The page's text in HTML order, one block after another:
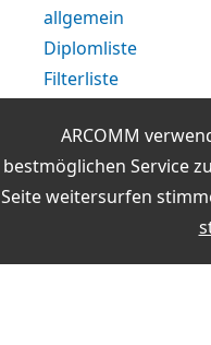
ARCOMM
bestmöglichen Service
Seite weitersurfen
allgemein
Diplomliste
Filterliste
Auswertungsliste
Die Durchführung
Online-